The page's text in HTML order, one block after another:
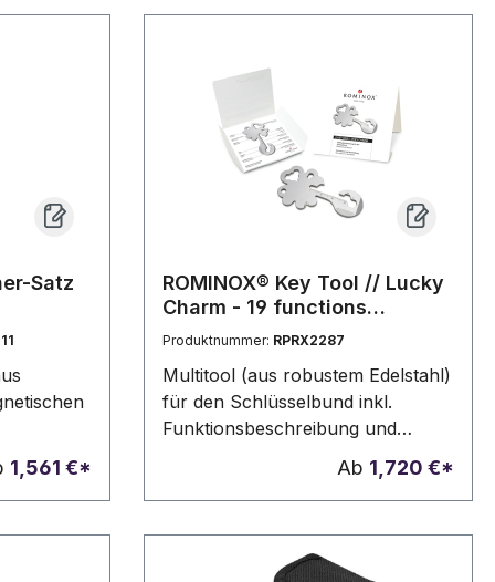
Satz
Griff
Halter.
1,561 €*
ROMINOX® Key Tool // Lucky
Charm - 19 functions
(Kleeblatt Glücksbringer)
Produktnummer: RPRX2287
Multitool (aus robustem Edelstahl)
für den Schlüsselbund inkl.
Funktionsbeschreibung und
Standard-Kartonverpackung,
kundenindividuelle Verpackung
und Funktionsbeschreibung ab
100 Stück möglich. In
verschiedenen Designs verfügbar.
Ab 1,720 €*